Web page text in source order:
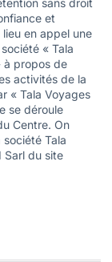
et
en appel une
« Tala
à propos de
activités de la
« Tala Voyages
se déroule
Centre. On
Tala
Sarl du site